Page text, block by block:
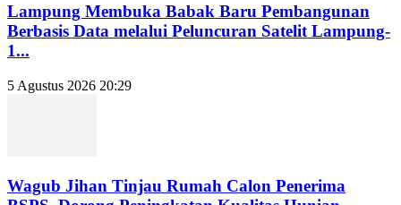
Lampung Membuka Babak Baru Pembangunan
Berbasis Data melalui Peluncuran Satelit Lampung-
1...
5 Agustus 2026 20:29
Wagub Jihan Tinjau Rumah Calon Penerima